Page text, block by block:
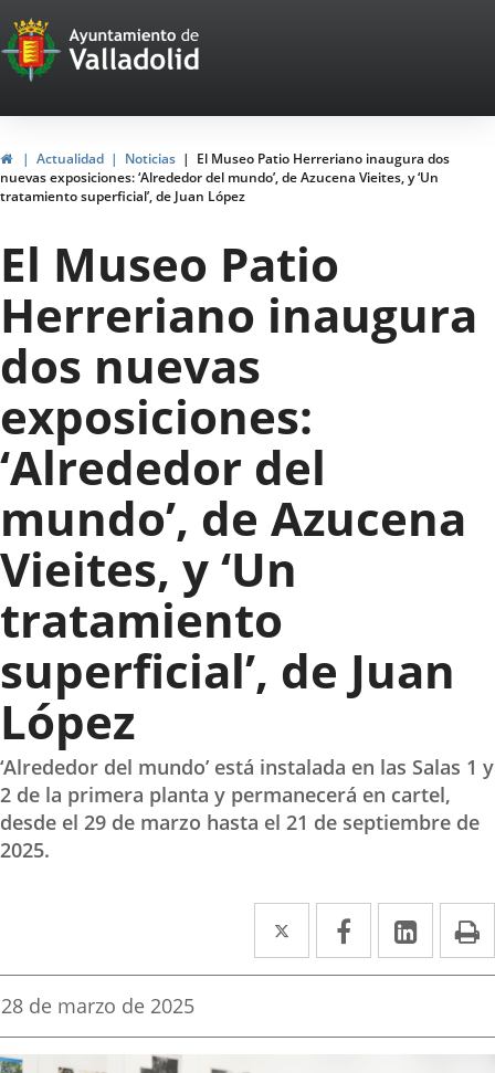
Portal
Web
del
Ayuntamiento
de
Valladolid
HomeActualidad Noticias
El Museo Patio Herreriano inaugura dos
nuevas exposiciones: ‘Alrededor del mundo’, de Azucena Vieites, y ‘Un
tratamiento superficial’, de Juan López
El Museo Patio
Herreriano inaugura
dos nuevas
exposiciones:
‘Alrededor del
mundo’, de Azucena
Vieites, y ‘Un
tratamiento
superficial’, de Juan
López
‘Alrededor del mundo’ está instalada en las Salas 1 y
2 de la primera planta y permanecerá en cartel,
desde el 29 de marzo hasta el 21 de septiembre de
2025.
Twitter
Enlace
a
aplicación
Facebook
Enlace
a
aplicación
Enlace
a
Fecha
la
noticia
28 de marzo de 2025